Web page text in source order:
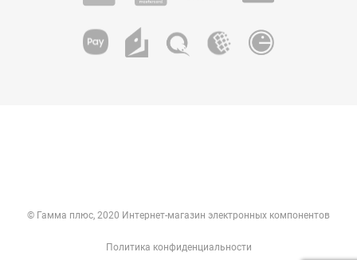
© Гамма плюс, 2020 Интернет-магазин электронных компонентов
Политика конфиденциальности